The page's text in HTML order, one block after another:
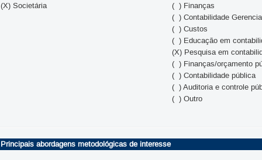
(X) Societária
( ) Finanças
( ) Contabilidade
( ) Custos
( ) Educação em
(X) Pesquisa em
( ) Finanças/orçamento
( ) Contabilidade pública
( ) Auditoria e controle
( ) Outro
Principais abordagens metodológicas de interesse